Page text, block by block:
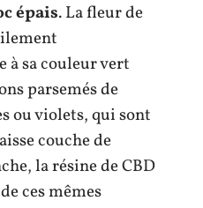
épais. La fleur de
à sa couleur vert
parsemés de
ou violets, qui sont
couche de
la résine de CBD
ces mêmes